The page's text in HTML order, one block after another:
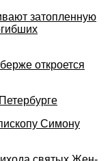
затопленную
откроется
Симону